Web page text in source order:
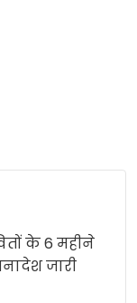
के 6 महीने
जारी